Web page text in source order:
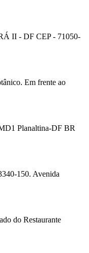
II - DF CEP - 71050-
Em frente ao
Planaltina-DF BR
150. Avenida
do Restaurante